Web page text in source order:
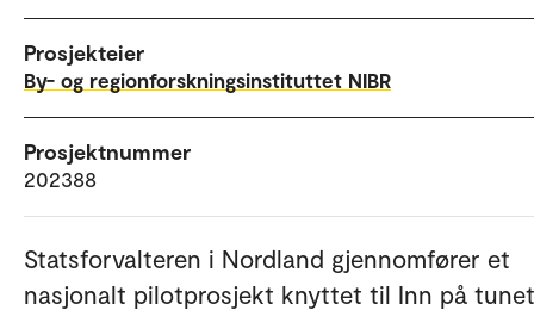
Prosjekteier
By- og regionforskningsinstituttet NIBR
Prosjektnummer
202388
Statsforvalteren i Nordland gjennomfører et
nasjonalt pilotprosjekt knyttet til Inn på